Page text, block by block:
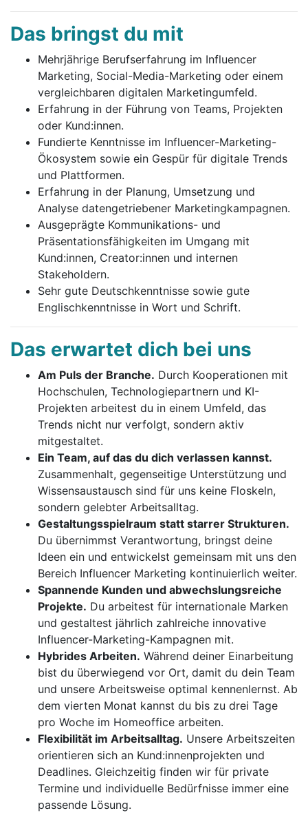
Das bringst du mit
Mehrjährige Berufserfahrung im Influencer
Marketing, Social-Media-Marketing oder einem
vergleichbaren digitalen Marketingumfeld.
Erfahrung in der Führung von Teams, Projekten
oder Kund:innen.
Fundierte Kenntnisse im Influencer-Marketing-
Ökosystem sowie ein Gespür für digitale Trends
und Plattformen.
Erfahrung in der Planung, Umsetzung und
Analyse datengetriebener Marketingkampagnen.
Ausgeprägte Kommunikations- und
Präsentationsfähigkeiten im Umgang mit
Kund:innen, Creator:innen und internen
Stakeholdern.
Sehr gute Deutschkenntnisse sowie gute
Englischkenntnisse in Wort und Schrift.
Das erwartet dich bei uns
Am Puls der Branche. Durch Kooperationen mit
Hochschulen, Technologiepartnern und KI-
Projekten arbeitest du in einem Umfeld, das
Trends nicht nur verfolgt, sondern aktiv
mitgestaltet.
Ein Team, auf das du dich verlassen kannst.
Zusammenhalt, gegenseitige Unterstützung und
Wissensaustausch sind für uns keine Floskeln,
sondern gelebter Arbeitsalltag.
Gestaltungsspielraum statt starrer Strukturen.
Du übernimmst Verantwortung, bringst deine
Ideen ein und entwickelst gemeinsam mit uns den
Bereich Influencer Marketing kontinuierlich weiter.
Spannende Kunden und abwechslungsreiche
Projekte. Du arbeitest für internationale Marken
und gestaltest jährlich zahlreiche innovative
Influencer-Marketing-Kampagnen mit.
Hybrides Arbeiten. Während deiner Einarbeitung
bist du überwiegend vor Ort, damit du dein Team
und unsere Arbeitsweise optimal kennenlernst. Ab
dem vierten Monat kannst du bis zu drei Tage
pro Woche im Homeoffice arbeiten.
Flexibilität im Arbeitsalltag. Unsere Arbeitszeiten
orientieren sich an Kund:innenprojekten und
Deadlines. Gleichzeitig finden wir für private
Termine und individuelle Bedürfnisse immer eine
passende Lösung.